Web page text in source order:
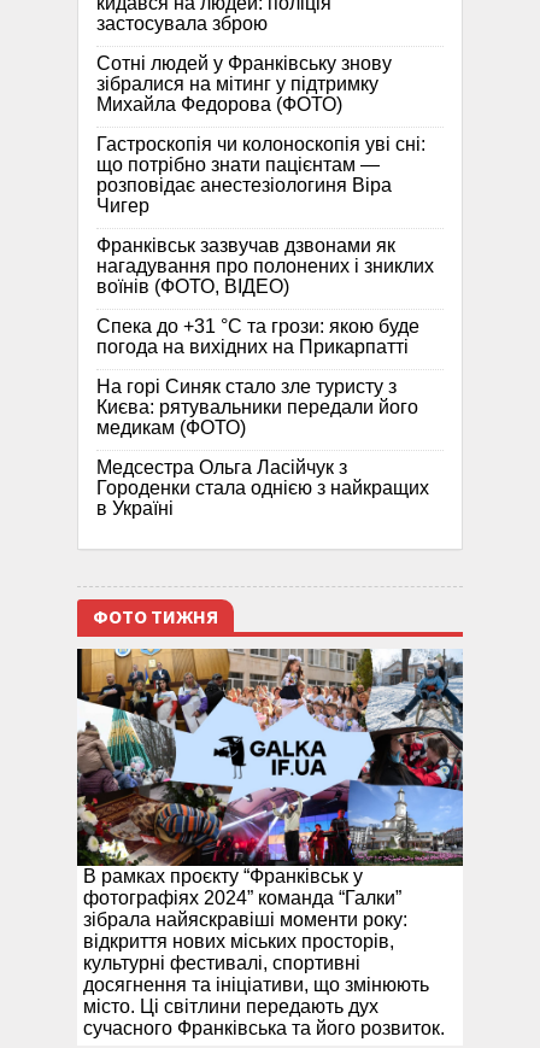
застосувала зброю
Сотні людей у Франківську знову
зібралися на мітинг у підтримку
Михайла Федорова (ФОТО)
Гастроскопія чи колоноскопія уві сні:
що потрібно знати пацієнтам —
розповідає анестезіологиня Віра
Чигер
Франківськ зазвучав дзвонами як
нагадування про полонених і зниклих
воїнів (ФОТО, ВІДЕО)
Спека до +31 °C та грози: якою буде
погода на вихідних на Прикарпатті
На горі Синяк стало зле туристу з
Києва: рятувальники передали його
медикам (ФОТО)
Медсестра Ольга Ласійчук з
Городенки стала однією з найкращих
в Україні
ФОТО ТИЖНЯ
В рамках проєкту “Франківськ у
фотографіях 2024” команда “Галки”
зібрала найяскравіші моменти року:
відкриття нових міських просторів,
культурні фестивалі, спортивні
досягнення та ініціативи, що змінюють
місто. Ці світлини передають дух
сучасного Франківська та його розвиток.